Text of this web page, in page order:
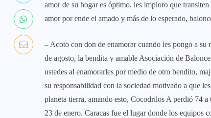
amor de su hogar es óptimo, les imploro que
amor por ende el amado y más de lo esperado,
– Acoto con don de enamorar cuando les pongo a
de agosto, la bendita y amable Asociación de
ustedes al enamorarles por medio de otro bendito,
su responsabilidad con la sociedad motivado a que
planeta tierra, amando esto, Cocodrilos A perdió 74
23 de enero. Caracas fue el lugar donde los equipos